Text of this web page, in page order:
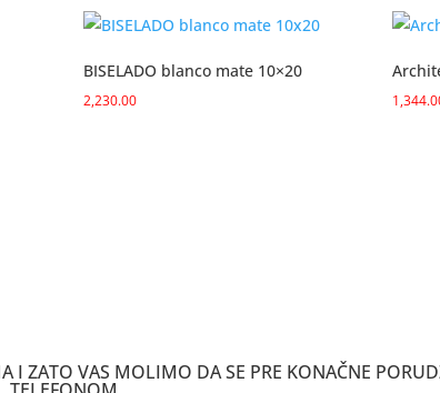
BISELADO blanco mate 10×20
2,230.00
I ZATO VAS MOLIMO DA SE PRE KONAČNE